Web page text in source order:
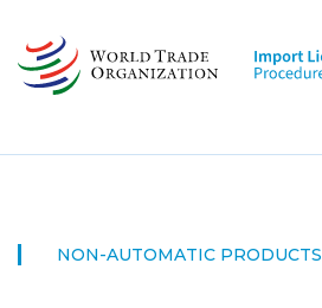
main
content
NON-AUTOMATIC PRODUCTS